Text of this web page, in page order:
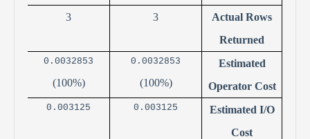
Actual Rows
Returned
3
3
Estimated
Operator Cost
0.0032853
(100%)
0.0032853
(100%)
Estimated I/O
Cost
0.003125
0.003125